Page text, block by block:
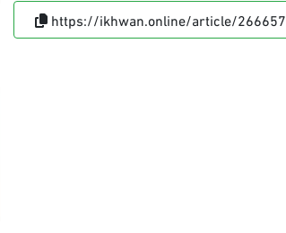
https://ikhwan.online/article/266657